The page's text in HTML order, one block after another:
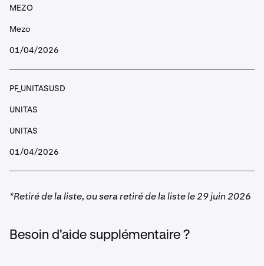
BEL
PF_BERAUSD
Berachain
PF_BICOUSD
MEZO
Mezo
01/04/2026
PF_UNITASUSD
UNITAS
UNITAS
01/04/2026
*Retiré de la liste, ou sera retiré de la liste le 29 juin 2026
Besoin d'aide supplémentaire ?